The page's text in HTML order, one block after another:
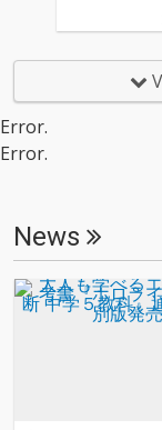
Error.
Error.
News